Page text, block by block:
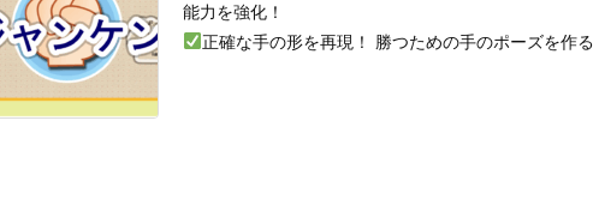
能力を強化！
正確な手の形を再現！ 勝つための手のポーズを作